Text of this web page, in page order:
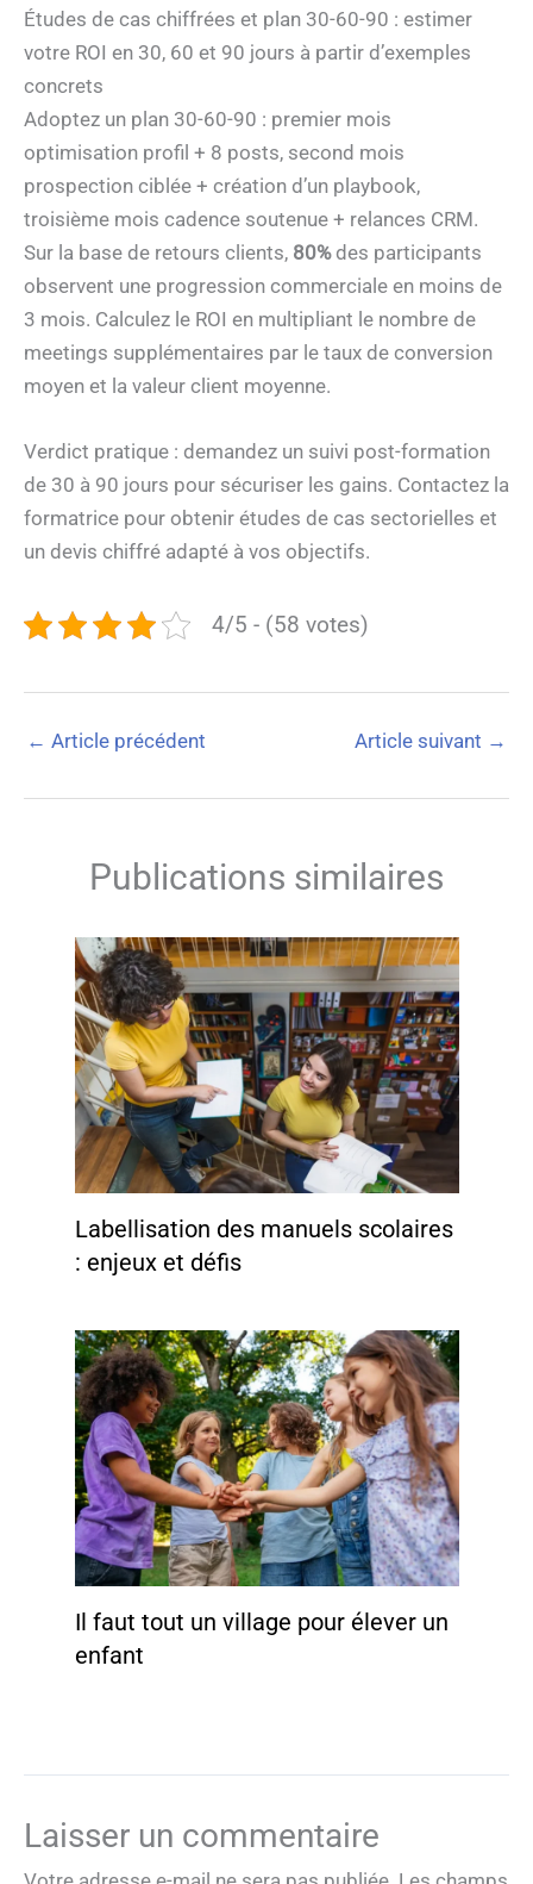
Études de cas chiffrées et plan 30-60-90 : estimer
votre ROI en 30, 60 et 90 jours à partir d’exemples
concrets
Adoptez un plan 30-60-90 : premier mois
optimisation profil + 8 posts, second mois
prospection ciblée + création d’un playbook,
troisième mois cadence soutenue + relances CRM.
Sur la base de retours clients, 80%des participants
observent une progression commerciale en moins de
3 mois. Calculez le ROI en multipliant le nombre de
meetings supplémentaires par le taux de conversion
moyen et la valeur client moyenne.
Verdict pratique : demandez un suivi post-formation
de 30 à 90 jours pour sécuriser les gains. Contactez la
formatrice pour obtenir études de cas sectorielles et
un devis chiffré adapté à vos objectifs.
4/5 - (58 votes)
← Article précédent Article suivant →
Publications similaires
Labellisation des manuels scolaires
: enjeux et défis
Il faut tout un village pour élever un
enfant
Laisser un commentaire